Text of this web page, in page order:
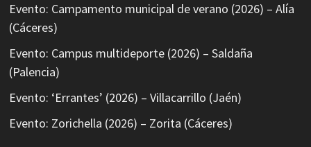
Evento: Campamento municipal de verano (2026) – Alía
(Cáceres)
Evento: Campus multideporte (2026) – Saldaña
(Palencia)
Evento: ‘Errantes’ (2026) – Villacarrillo (Jaén)
Evento: Zorichella (2026) – Zorita (Cáceres)